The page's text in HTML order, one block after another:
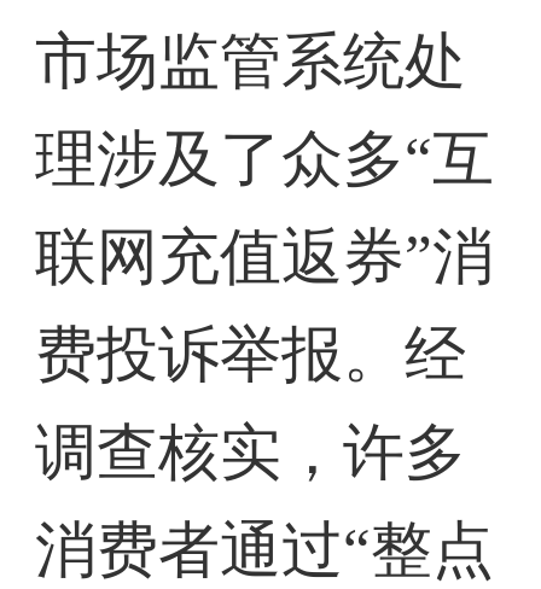
市场监管系统处
理涉及了众多“互
联网充值返券”消
费投诉举报。经
调查核实，许多
消费者通过“整点